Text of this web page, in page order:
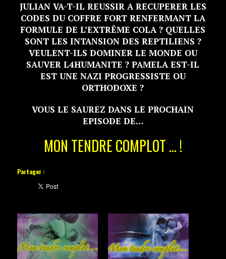
JULIAN VA-T-IL REUSSIR A RECUPERER LES
CODES DU COFFRE FORT RENFERMANT LA
FORMULE DE L’EXTRÊME COLA ? QUELLES
SONT LES INTANSION DES REPTILIENS ?
VEULENT-ILS DOMINER LE MONDE OU
SAUVER L4HUMANITE ? PAMELA EST-IL
EST UNE NAZI PROGRESSISTE OU
ORTHODOXE ?
VOUS LE SAUREZ DANS LE PROCHAIN
EPISODE DE…
MON TENDRE COMPLOT … !
Partager :